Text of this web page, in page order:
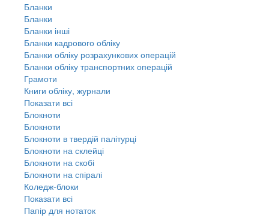
Бланки
Бланки
Бланки інші
Бланки кадрового обліку
Бланки обліку розрахункових операцій
Бланки обліку транспортних операцій
Грамоти
Книги обліку, журнали
Показати всі
Блокноти
Блокноти
Блокноти в твердій палітурці
Блокноти на склейці
Блокноти на скобі
Блокноти на спіралі
Коледж-блоки
Показати всі
Папір для нотаток